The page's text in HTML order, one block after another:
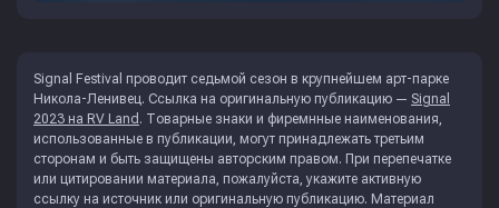
Signal Festival проводит седьмой сезон в крупнейшем арт-парке
Никола-Ленивец. Ссылка на оригинальную публикацию — Signal
2023 на RV Land . Товарные знаки и фиремнные наименования,
использованные в публикации, могут принадлежать третьим
сторонам и быть защищены авторским правом. При перепечатке
или цитировании материала, пожалуйста, укажите активную
ссылку на источник или оригинальную публикацию. Материал